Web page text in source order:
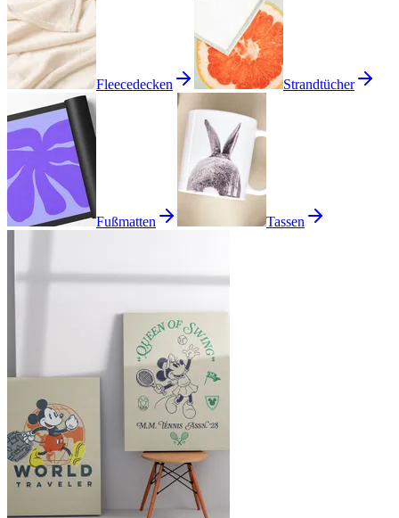
Fleecedecken Strandtücher
Fußmatten Tassen